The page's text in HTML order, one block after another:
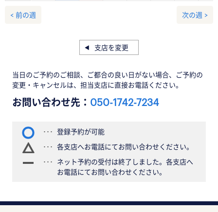
< 前の週 次の週 >
支店を変更
当日のご予約のご相談、ご都合の良い日がない場合、ご予約の
変更・キャンセルは、担当支店に直接お電話ください。
お問い合わせ先： 050-1742-7234
登録予約が可能
各支店へお電話にてお問い合わせください。
ネット予約の受付は終了しました。各支店へ
お電話にてお問い合わせください。